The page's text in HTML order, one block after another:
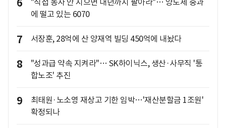
6
"직접 농사 안 지으면 내년까지 팔아라"… 양도세 중과
에 떨고 있는 6070
7 서장훈, 28억에 산 양재역 빌딩 450억에 내놨다
8
"성과급 약속 지켜라"… SK하이닉스, 생산·사무직 '통
합노조' 추진
9
최태원·노소영 재상고 기한 임박…'재산분할금 1조원'
확정되나